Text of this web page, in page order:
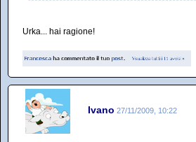
Urka... hai ragione!
Ivano 27/11/2009, 10:22